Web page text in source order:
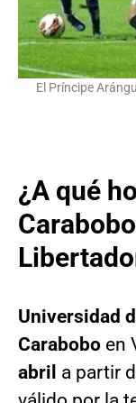
El Príncipe
¿A qué
Universidad
Carabobo en
abril a partir